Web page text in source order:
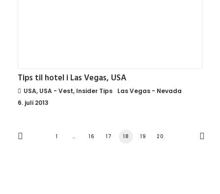
Tips til hotel i Las Vegas, USA
USA, USA - Vest, Insider Tips
Las Vegas - Nevada
6. juli 2013
1 … 16 17 18 19 20